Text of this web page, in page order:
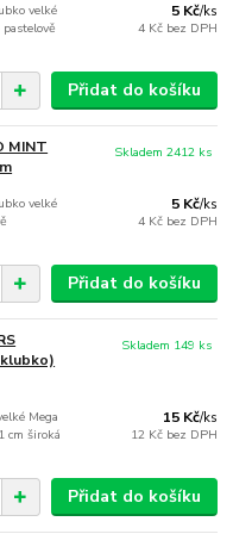
velké
5 Kč/ks
4 Kč bez DPH
Přidat do košíku
MINT
velké
5 Kč/ks
4 Kč bez DPH
Skladem 2412 ks
Přidat do košíku
Mega
cm široká
15 Kč/ks
12 Kč bez DPH
Skladem 149 ks
Přidat do košíku